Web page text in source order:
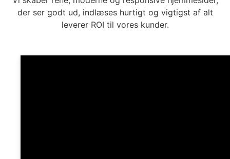
der ser godt ud, indlæses hurtigt og vigtigst af alt
leverer ROI til vores kunder.